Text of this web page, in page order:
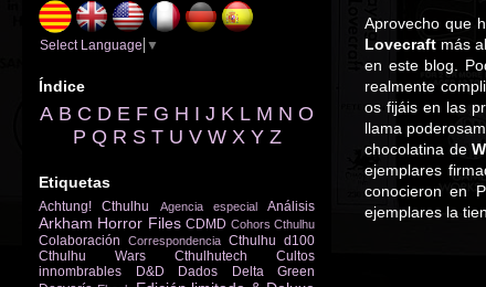
Aprovecho que
Lovecraft más
en este blog.
realmente
os fijáis en las
llama
chocolatina de
ejemplares
conocieron en
ejemplares la
Select Language ▼
Índice
A B C D E F G H I J K L M N O
P Q R S T U V W X Y Z
Etiquetas
Achtung! Cthulhu Agencia especial Análisis
Arkham Horror Files CDMD Cohors Cthulhu
Colaboración Correspondencia Cthulhu d100
Cthulhu Wars
Cthulhutech
Cultos
innombrables
D&D Dados
Delta Green